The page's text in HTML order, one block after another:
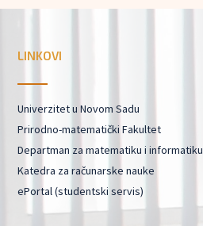
LINKOVI
Univerzitet u Novom Sadu
Prirodno-matematički Fakultet
Departman za matematiku i informatiku
Katedra za računarske nauke
ePortal (studentski servis)